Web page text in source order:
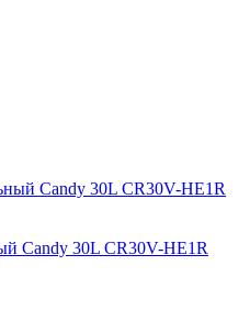
Candy 30L CR30V-HE1R